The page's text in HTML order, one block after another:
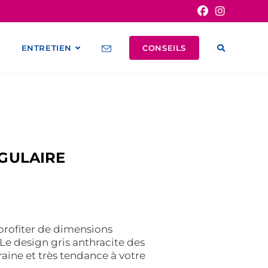
ENTRETIEN CONSEILS
de dimensions
design gris anthracite des
et très tendance à votre